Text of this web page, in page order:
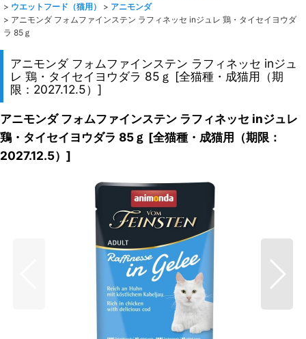
> ウエットフード（猫用） > アニモンダ
> アニモンダ フォムファインステン ラフィネッセ inジュレ 鶏・タイセイヨウダ
ラ 85ｇ
アニモンダ フォムファインステン ラフィネッセ inジュ
レ 鶏・タイセイヨウダラ 85ｇ [全猫種・成猫用（期
限：2027.12.5） ]
アニモンダ フォムファインステン ラフィネッセ inジュレ
鶏・タイセイヨウダラ 85ｇ [全猫種・成猫用（期限：
2027.12.5） ]